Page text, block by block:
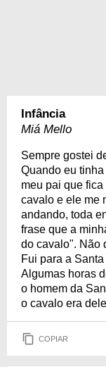
Infância
Miá Mello
Sempre gostei
Quando eu
meu pai que
cavalo e ele me
andando, toda
frase que a
do cavalo". Não
Fui para a
Algumas horas
o homem da
o cavalo era
COPIAR